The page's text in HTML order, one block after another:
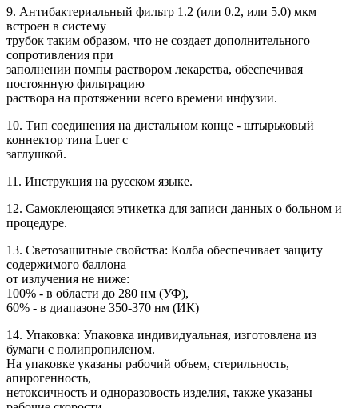
9. Антибактериальный фильтр 1.2 (или 0.2, или 5.0) мкм
встроен в систему
трубок таким образом, что не создает дополнительного
сопротивления при
заполнении помпы раствором лекарства, обеспечивая
постоянную фильтрацию
раствора на протяжении всего времени инфузии.
10. Тип соединения на дистальном конце - штырьковый
коннектор типа Luer с
заглушкой.
11. Инструкция на русском языке.
12. Самоклеющаяся этикетка для записи данных о больном и
процедуре.
13. Светозащитные свойства: Колба обеспечивает защиту
содержимого баллона
от излучения не ниже:
100% - в области до 280 нм (УФ),
60% - в диапазоне 350-370 нм (ИК)
14. Упаковка: Упаковка индивидуальная, изготовлена из
бумаги с полипропиленом.
На упаковке указаны рабочий объем, стерильность,
апирогенность,
нетоксичность и одноразовость изделия, также указаны